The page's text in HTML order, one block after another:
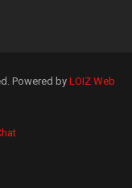
Powered by LOIZ Web